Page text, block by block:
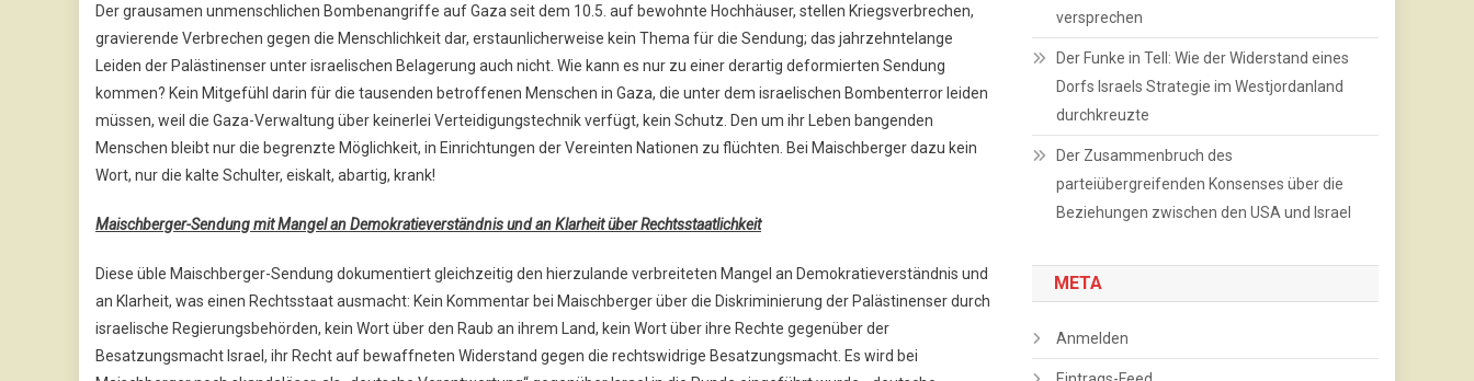
Der grausamen unmenschlichen Bombenangriffe auf Gaza seit dem 10.5. auf bewohnte Hochhäuser, stellen Kriegsverbrechen,
gravierende Verbrechen gegen die Menschlichkeit dar, erstaunlicherweise kein Thema für die Sendung; das jahrzehntelange
Leiden der Palästinenser unter israelischen Belagerung auch nicht. Wie kann es nur zu einer derartig deformierten Sendung
kommen? Kein Mitgefühl darin für die tausenden betroffenen Menschen in Gaza, die unter dem israelischen Bombenterror leiden
müssen, weil die Gaza-Verwaltung über keinerlei Verteidigungstechnik verfügt, kein Schutz. Den um ihr Leben bangenden
Menschen bleibt nur die begrenzte Möglichkeit, in Einrichtungen der Vereinten Nationen zu flüchten. Bei Maischberger dazu kein
Wort, nur die kalte Schulter, eiskalt, abartig, krank!
Maischberger-Sendung mit Mangel an Demokratieverständnis und an Klarheit über Rechtsstaatlichkeit
Diese üble Maischberger-Sendung dokumentiert gleichzeitig den hierzulande verbreiteten Mangel an Demokratieverständnis und
an Klarheit, was einen Rechtsstaat ausmacht: Kein Kommentar bei Maischberger über die Diskriminierung der Palästinenser durch
israelische Regierungsbehörden, kein Wort über den Raub an ihrem Land, kein Wort über ihre Rechte gegenüber der
Besatzungsmacht Israel, ihr Recht auf bewaffneten Widerstand gegen die rechtswidrige Besatzungsmacht. Es wird bei
versprechen
Der Funke in Tell: Wie der Widerstand eines
Dorfs Israels Strategie im Westjordanland
durchkreuzte
Der Zusammenbruch des
parteiübergreifenden Konsenses über die
Beziehungen zwischen den USA und Israel
META
Anmelden